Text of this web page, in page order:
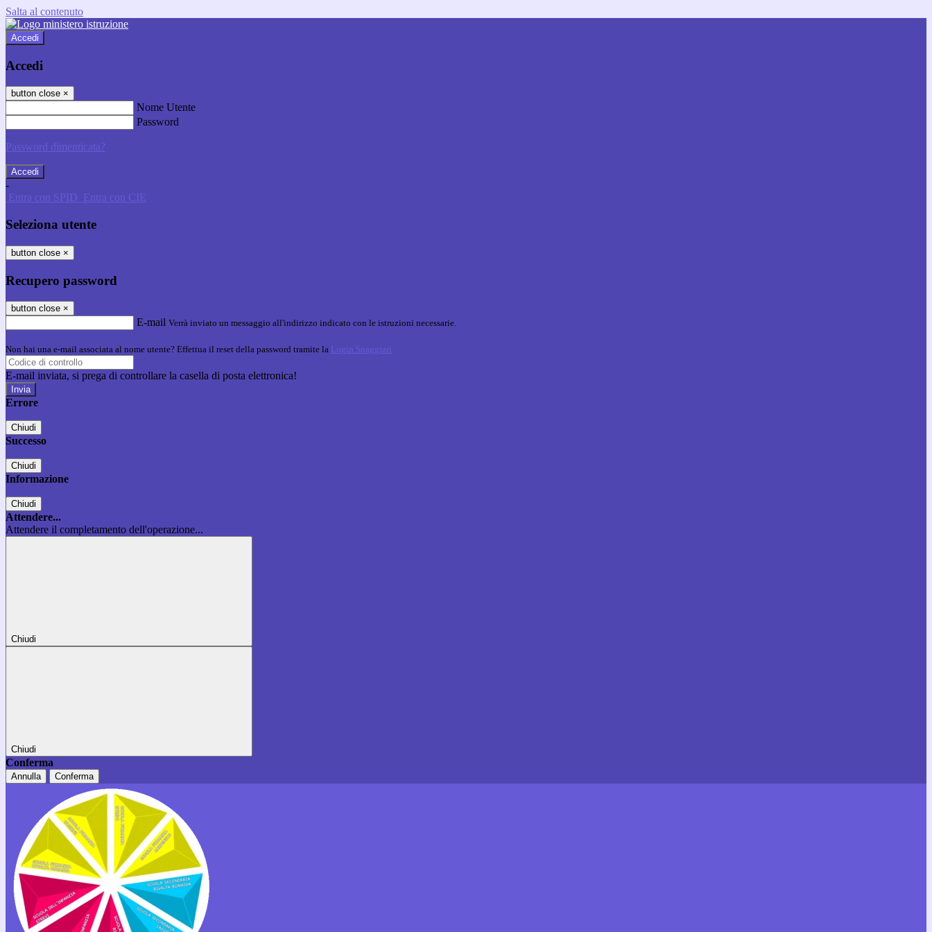
Salta al contenuto
Accedi
Accedi
button close ×
Nome Utente
Password
Password dimenticata?
-
Entra con SPID Entra con CIE
Seleziona utente
button close ×
Recupero password
button close ×
E-mail Verrà inviato un messaggio all'indirizzo indicato con le istruzioni necessarie.
Non hai una e-mail associata al nome utente? Effettua il reset della password tramite la Login Spaggiari
E-mail inviata, si prega di controllare la casella di posta elettronica!
Errore
Chiudi
Successo
Chiudi
Informazione
Chiudi
Attendere...
Attendere il completamento dell'operazione...
Chiudi
Chiudi
Conferma
Annulla Conferma